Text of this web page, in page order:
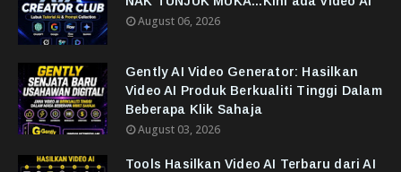
August 06, 2026
Gently AI Video Generator: Hasilkan
Video AI Produk Berkualiti Tinggi Dalam
Beberapa Klik Sahaja
August 03, 2026
Tools Hasilkan Video AI Terbaru dari AI